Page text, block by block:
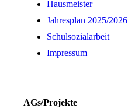
Hausmeister
Jahresplan 2025/2026
Schulsozialarbeit
Impressum
AGs/Projekte